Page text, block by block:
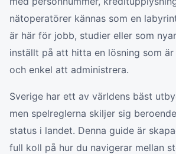
nätoperatörer kännas som en
är här för jobb, studier eller som
inställt på att hitta en lösning som
och enkel att administrera.
Sverige har ett av världens bäst
men spelreglerna skiljer sig
status i landet. Denna guide är
full koll på hur du navigerar mellan